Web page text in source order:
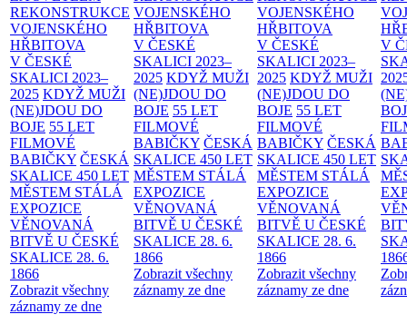
REKONSTRUKCE
VOJENSKÉHO
HŘBITOVA
V ČESKÉ
SKALICI 2023–
2025 KDYŽ MUŽI
(NE)JDOU DO
BOJE 55 LET
FILMOVÉ
BABIČKY ČESKÁ
SKALICE 450 LET
MĚSTEM STÁLÁ
EXPOZICE
VĚNOVANÁ
BITVĚ U ČESKÉ
SKALICE 28. 6.
1866
Zobrazit všechny
záznamy ze dne
VOJENSKÉHO
HŘBITOVA
V ČESKÉ
SKALICI 2023–
2025 KDYŽ MUŽI
(NE)JDOU DO
BOJE 55 LET
FILMOVÉ
BABIČKY ČESKÁ
SKALICE 450 LET
MĚSTEM STÁLÁ
EXPOZICE
VĚNOVANÁ
BITVĚ U ČESKÉ
SKALICE 28. 6.
1866
Zobrazit všechny
záznamy ze dne
VOJENSKÉHO
HŘBITOVA
V ČESKÉ
SKALICI 2023–
2025 KDYŽ MUŽI
(NE)JDOU DO
BOJE 55 LET
FILMOVÉ
BABIČKY ČESKÁ
SKALICE 450 LET
MĚSTEM STÁLÁ
EXPOZICE
VĚNOVANÁ
BITVĚ U ČESKÉ
SKALICE 28. 6.
1866
Zobrazit všechny
záznamy ze dne
V